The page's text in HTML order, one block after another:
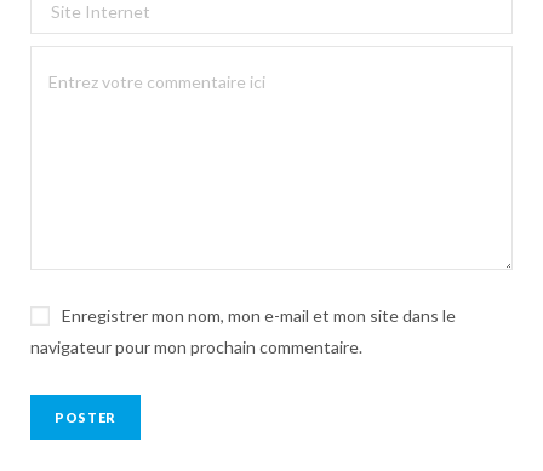
Enregistrer mon nom, mon e-mail et mon site dans le
navigateur pour mon prochain commentaire.